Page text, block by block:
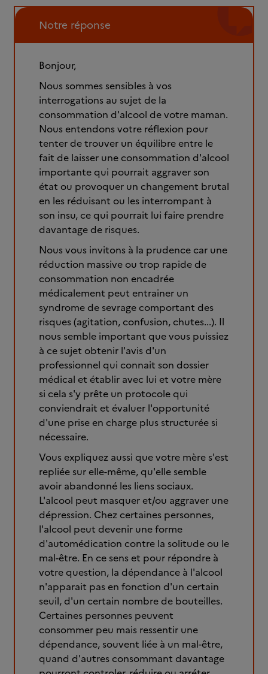
Notre réponse
Bonjour,
Nous sommes sensibles à vos
interrogations au sujet de la
consommation d'alcool de votre maman.
Nous entendons votre réflexion pour
tenter de trouver un équilibre entre le
fait de laisser une consommation d'alcool
importante qui pourrait aggraver son
état ou provoquer un changement brutal
en les réduisant ou les interrompant à
son insu, ce qui pourrait lui faire prendre
davantage de risques.
Nous vous invitons à la prudence car une
réduction massive ou trop rapide de
consommation non encadrée
médicalement peut entrainer un
syndrome de sevrage comportant des
risques (agitation, confusion, chutes...). Il
nous semble important que vous puissiez
à ce sujet obtenir l'avis d'un
professionnel qui connait son dossier
médical et établir avec lui et votre mère
si cela s'y prête un protocole qui
conviendrait et évaluer l'opportunité
d'une prise en charge plus structurée si
nécessaire.
Vous expliquez aussi que votre mère s'est
repliée sur elle-même, qu'elle semble
avoir abandonné les liens sociaux.
L'alcool peut masquer et/ou aggraver une
dépression. Chez certaines personnes,
l'alcool peut devenir une forme
d'automédication contre la solitude ou le
mal-être. En ce sens et pour répondre à
votre question, la dépendance à l'alcool
n'apparait pas en fonction d'un certain
seuil, d'un certain nombre de bouteilles.
Certaines personnes peuvent
consommer peu mais ressentir une
dépendance, souvent liée à un mal-être,
quand d'autres consommant davantage